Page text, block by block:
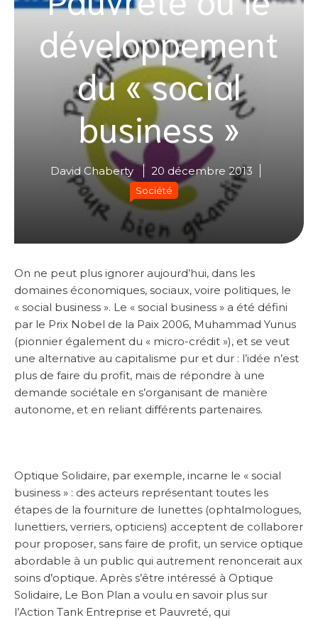
développement
du « social
business »
David Chaberty 20 décembre 2013
Société
On ne peut plus ignorer aujourd’hui, dans les
domaines économiques, sociaux, voire politiques, le
« social business ». Le « social business » a été défini
par le Prix Nobel de la Paix 2006, Muhammad Yunus
(pionnier également du « micro-crédit »), et se veut
une alternative au capitalisme pur et dur : l’idée n’est
plus de faire du profit, mais de répondre à une
demande sociétale en s’organisant de manière
autonome, et en reliant différents partenaires.
Optique Solidaire, par exemple, incarne le « social
business » : des acteurs représentant toutes les
étapes de la fourniture de lunettes (ophtalmologues,
lunettiers, verriers, opticiens) acceptent de collaborer
pour proposer, sans faire de profit, un service optique
abordable à un public qui autrement renoncerait aux
soins d’optique. Après s’être intéressé à Optique
Solidaire, Le Bon Plan a voulu en savoir plus sur
l’Action Tank Entreprise et Pauvreté, qui